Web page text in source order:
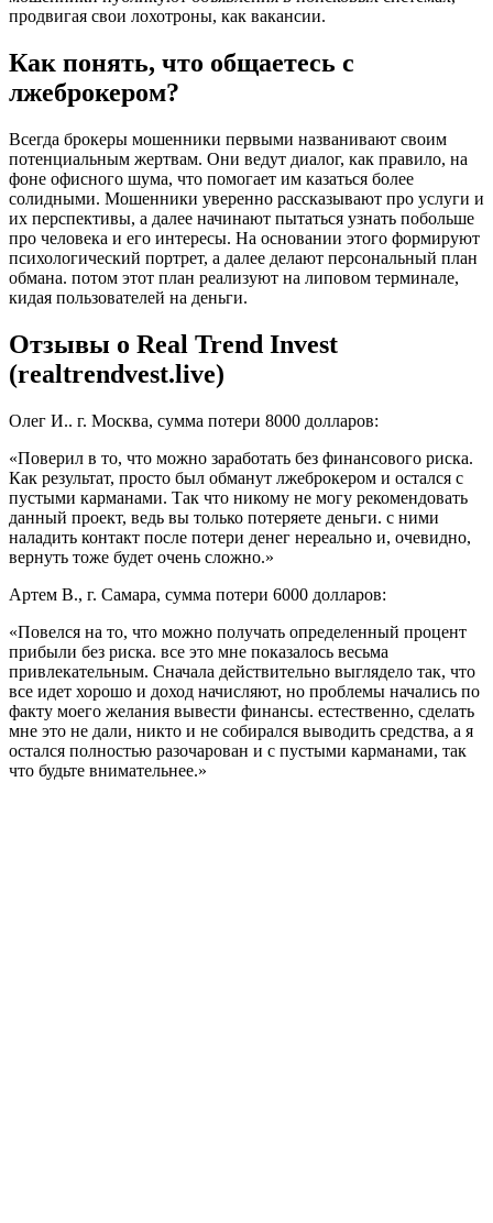
продвигая свои лохотроны, как вакансии.
Как понять, что общаетесь с
лжеброкером?
Всегда брокеры мошенники первыми названивают своим
потенциальным жертвам. Они ведут диалог, как правило, на
фоне офисного шума, что помогает им казаться более
солидными. Мошенники уверенно рассказывают про услуги и
их перспективы, а далее начинают пытаться узнать побольше
про человека и его интересы. На основании этого формируют
психологический портрет, а далее делают персональный план
обмана. потом этот план реализуют на липовом терминале,
кидая пользователей на деньги.
Отзывы о Real Trend Invest
(realtrendvest.live)
Олег И.. г. Москва, сумма потери 8000 долларов:
«Поверил в то, что можно заработать без финансового риска.
Как результат, просто был обманут лжеброкером и остался с
пустыми карманами. Так что никому не могу рекомендовать
данный проект, ведь вы только потеряете деньги. с ними
наладить контакт после потери денег нереально и, очевидно,
вернуть тоже будет очень сложно.»
Артем В., г. Самара, сумма потери 6000 долларов:
«Повелся на то, что можно получать определенный процент
прибыли без риска. все это мне показалось весьма
привлекательным. Сначала действительно выглядело так, что
все идет хорошо и доход начисляют, но проблемы начались по
факту моего желания вывести финансы. естественно, сделать
мне это не дали, никто и не собирался выводить средства, а я
остался полностью разочарован и с пустыми карманами, так
что будьте внимательнее.»